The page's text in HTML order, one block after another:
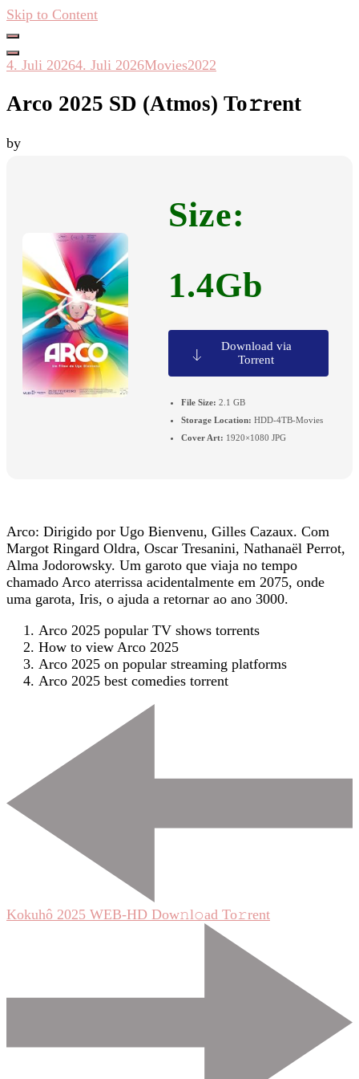
Skip to Content
4. Juli 20264. Juli 2026Movies2022
Arco 2025 SD (Atmos) To𝚛rent
by
Size:
1.4Gb
Download via
Torrent
File Size: 2.1 GB
Storage Location: HDD-4TB-Movies
Cover Art: 1920×1080 JPG
Arco: Dirigido por Ugo Bienvenu, Gilles Cazaux. Com
Margot Ringard Oldra, Oscar Tresanini, Nathanaël Perrot,
Alma Jodorowsky. Um garoto que viaja no tempo
chamado Arco aterrissa acidentalmente em 2075, onde
uma garota, Iris, o ajuda a retornar ao ano 3000.
Arco 2025 popular TV shows torrents
How to view Arco 2025
Arco 2025 on popular streaming platforms
Arco 2025 best comedies torrent
Navigation
Kokuhô 2025 WEB-HD Dow𝚗l𝚘ad To𝚛rent